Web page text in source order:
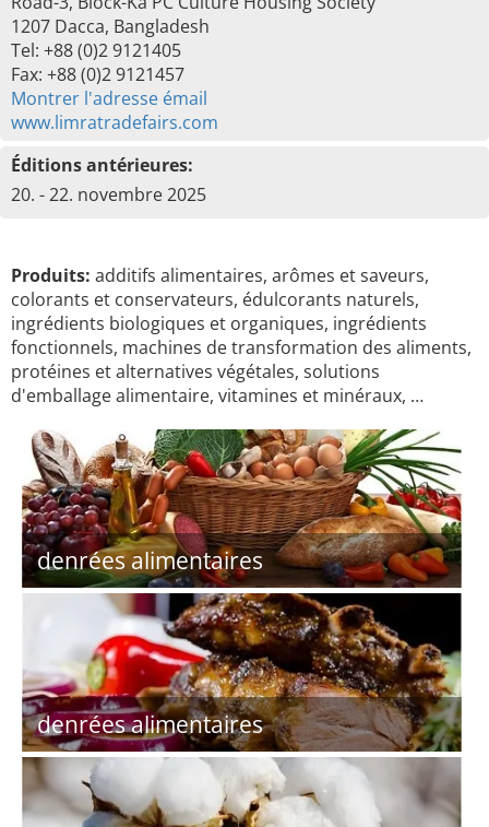
1207 Dacca, Bangladesh
Tel: +88 (0)2 9121405
Fax: +88 (0)2 9121457
Montrer l'adresse émail
www.limratradefairs.com
Éditions antérieures:
20. - 22. novembre 2025
Produits: additifs alimentaires, arômes et saveurs,
colorants et conservateurs, édulcorants naturels,
ingrédients biologiques et organiques, ingrédients
fonctionnels, machines de transformation des aliments,
protéines et alternatives végétales, solutions
d'emballage alimentaire, vitamines et minéraux, …
denrées alimentaires
denrées alimentaires